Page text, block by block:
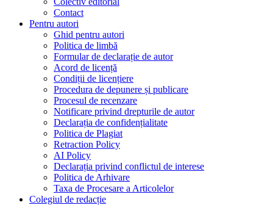
Contact
Pentru autori
Ghid pentru autori
Politica de limbă
Formular de declarație de autor
Acord de licență
Condiții de licențiere
Procedura de depunere și publicare
Procesul de recenzare
Notificare privind drepturile de autor
Declarația de confidențialitate
Politica de Plagiat
Retraction Policy
AI Policy
Declarația privind conflictul de interese
Politica de Arhivare
Taxa de Procesare a Articolelor
Colegiul de redacție